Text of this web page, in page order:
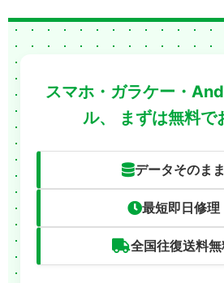
スマホ・ガラケー・
ル、
まずは無料で
データそのまま
最短即日修理
全国往復送料